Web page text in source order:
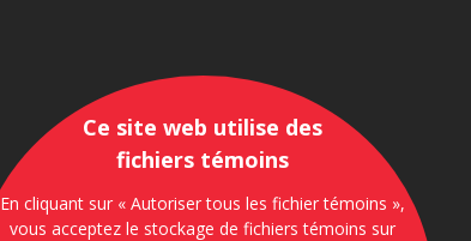
Ce site web utilise des
fichiers témoins
En cliquant sur « Autoriser tous les fichier témoins »,
vous acceptez le stockage de fichiers témoins sur